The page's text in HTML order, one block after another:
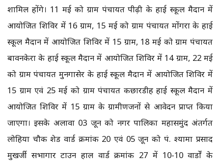
शामिल होंगे। 11 मई को ग्राम पंचायत पीढ़ी के हाई स्कूल मैदान में
आयोजित शिविर में 16 ग्राम, 15 मई को ग्राम पंचायत मोंगरा के हाई
स्कूल मैदान में आयोजित शिविर में 15 ग्राम, 18 मई को ग्राम पंचायत
बावनकेरा के हाई स्कूल मैदान में आयोजित शिविर में 14 ग्राम, 22 मई
को ग्राम पंचायत मुनगासेर के हाई स्कूल मैदान में आयोजित शिविर में
15 ग्राम एवं 25 मई को ग्राम पंचायत कछारडीह हाई स्कूल मैदान में
आयोजित शिविर में 15 ग्राम के ग्रामीणजनों से आवेदन प्राप्त किया
जाएगा। इसके अलावा 03 जून को नगर पालिका महासमुंद अंतर्गत
लोहिया चौक शेड वार्ड क्रमांक 20 एवं 05 जून को पं. श्यामा प्रसाद
मुखर्जी सभागार टाउन हाल वार्ड क्रमांक 27 में 10-10 वार्डों के